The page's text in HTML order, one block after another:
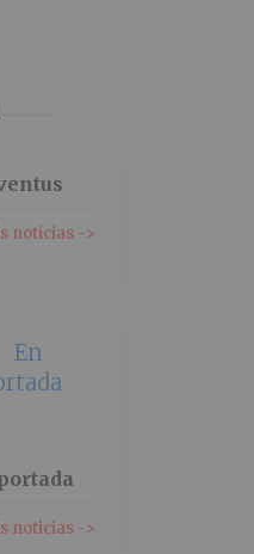
noticias ->
noticias ->